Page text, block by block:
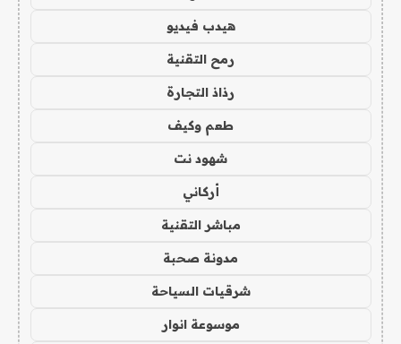
هيدب فيديو
رمح التقنية
رذاذ التجارة
طعم وكيف
شهود نت
أركاني
مباشر التقنية
مدونة صحبة
شرقيات السياحة
موسوعة انوار